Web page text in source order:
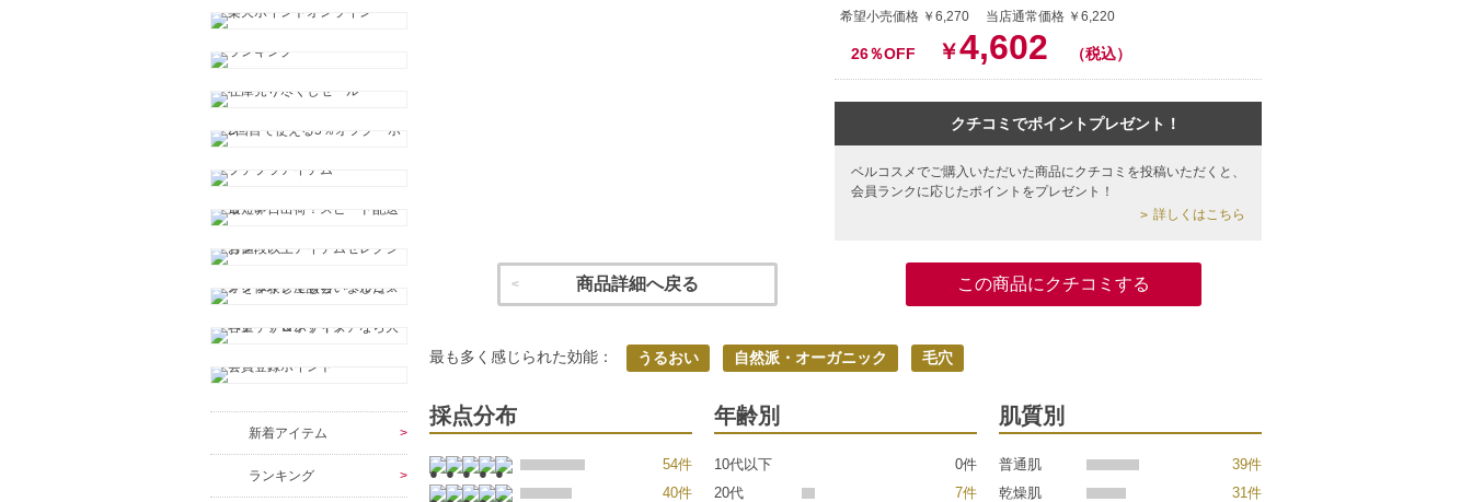
希望小売価格 ￥6,270 当店通常価格 ￥6,220
26％OFF ￥4,602 （税込）
クチコミでポイントプレゼント！
ベルコスメでご購入いただいた商品にクチコミを投稿いただくと、
会員ランクに応じたポイントをプレゼント！
詳しくはこちら
商品詳細へ戻る この商品にクチコミする
最も多く感じられた効能： うるおい 自然派・オーガニック 毛穴
採点分布
54件
40件
年齢別
10代以下
0件
20代
7件
肌質別
普通肌
39件
乾燥肌
31件
新着アイテム
ランキング